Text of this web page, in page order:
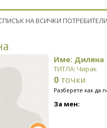
НА ВСИЧКИ ПОТРЕБИТЕЛИ
Име: Диляна
ТИТЛА: Чирак
0 точки
Разберете как да
За мен: